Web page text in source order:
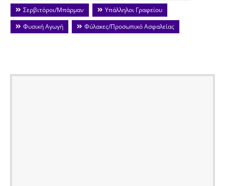
Σερβιτόροι/Μπάρμαν
Υπάλληλοι Γραφείου
Φυσική Αγωγή
Φύλακες/Προσωπικό Ασφαλείας